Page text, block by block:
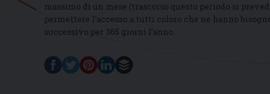
massimo di un mese (trascorso questo periodo si
permettere l’accesso a tutti coloro che ne hanno
successivo per 365 giorni l’anno.